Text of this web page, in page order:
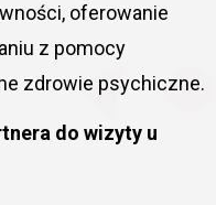
oferowanie
z pomocy
zdrowie psychiczne.
do wizyty u